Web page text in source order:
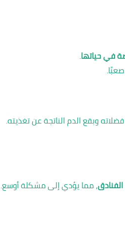
.
وبقع الدم الناتجة عن تغذيته.
، مما يؤدي إلى مشكلة أوسع.